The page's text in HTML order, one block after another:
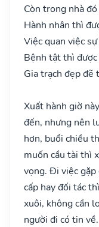
Còn trong nhà
Hành nhân thì
Việc quan việc
Bệnh tật thì
Gia trạch đẹp đẽ
Xuất hành giờ
đến, nhưng nên
hơn, buổi chiều
muốn cầu tài thì
vọng. Đi việc gặp
cấp hay đối tác
xuôi, không cần
người đi có tin về.